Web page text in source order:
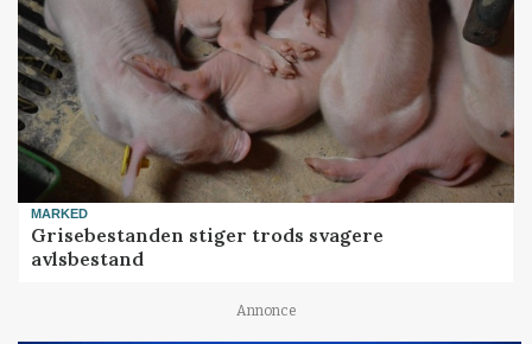
MARKED
Grisebestanden stiger trods svagere
avlsbestand
Annonce